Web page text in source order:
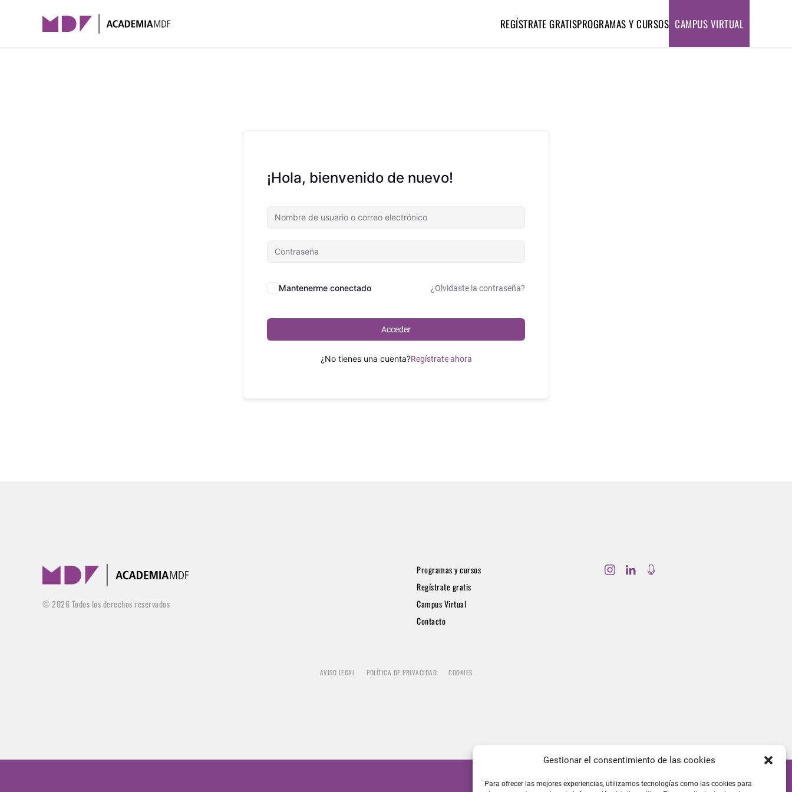
Gestionar el consentimiento de las cookies
Para ofrecer las mejores experiencias, utilizamos tecnologías como las cookies para
Skip to main content
REGÍSTRATE GRATISPROGRAMAS Y CURSOS CAMPUS VIRTUAL
¡Hola, bienvenido de nuevo!
Mantenerme conectado ¿Olvidaste la contraseña?
Acceder
¿No tienes una cuenta?Regístrate ahora
©2026Todos los derechos reservados
Programas y cursos
Regístrate gratis
Campus Virtual
Contacto
AVISO LEGAL POLÍTICA DE PRIVACIDAD COOKIES